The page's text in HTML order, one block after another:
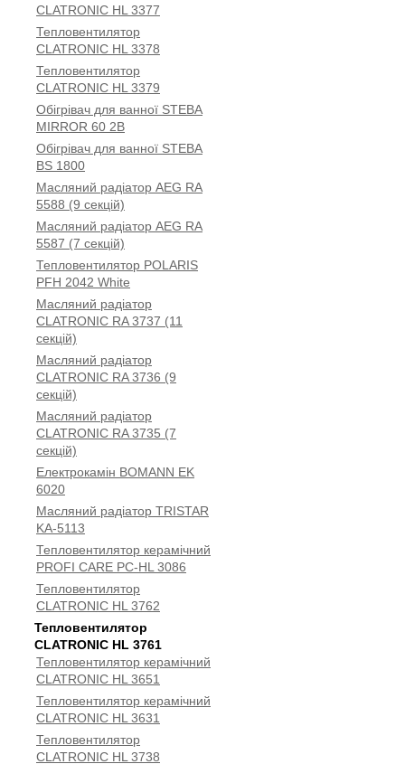
CLATRONIC HL 3377
Тепловентилятор
CLATRONIC HL 3378
Тепловентилятор
CLATRONIC HL 3379
Обігрівач для ванної STEBA
MIRROR 60 2B
Обігрівач для ванної STEBA
BS 1800
Масляний радіатор AEG RA
5588 (9 секцій)
Масляний радіатор AEG RA
5587 (7 секцій)
Тепловентилятор POLARIS
PFH 2042 White
Масляний радіатор
CLATRONIC RA 3737 (11
секцій)
Масляний радіатор
CLATRONIC RA 3736 (9
секцій)
Масляний радіатор
CLATRONIC RA 3735 (7
секцій)
Електрокамін BOMANN EK
6020
Масляний радіатор TRISTAR
KA-5113
Тепловентилятор керамічний
PROFI CARE PC-HL 3086
Тепловентилятор
CLATRONIC HL 3762
Тепловентилятор
CLATRONIC HL 3761
Тепловентилятор керамічний
CLATRONIC HL 3651
Тепловентилятор керамічний
CLATRONIC HL 3631
Тепловентилятор
CLATRONIC HL 3738